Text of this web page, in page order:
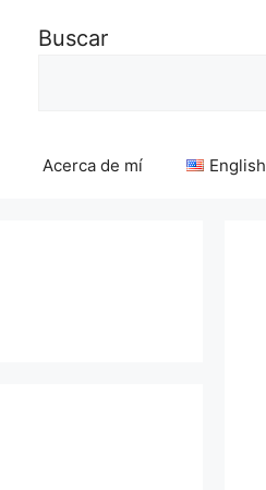
Buscar
Acerca de mí English